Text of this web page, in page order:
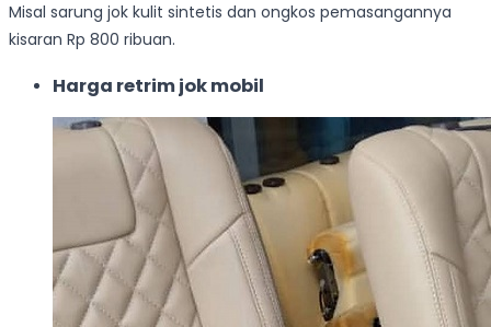
Misal sarung jok kulit sintetis dan ongkos pemasangannya
kisaran Rp 800 ribuan.
Harga retrim jok mobil